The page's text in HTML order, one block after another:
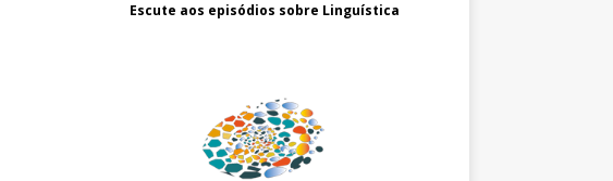
Escute aos episódios sobre Linguística